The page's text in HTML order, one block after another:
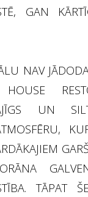
GAN
NAV
UN
TĀPAT